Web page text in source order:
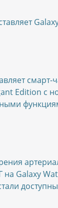
смарт-
Edition с
на Galaxy